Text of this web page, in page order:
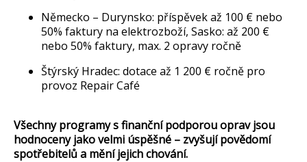
Německo – Durynsko: příspěvek až 100 € nebo
50% faktury na elektrozboží, Sasko: až 200 €
nebo 50% faktury, max. 2 opravy ročně
Štýrský Hradec: dotace až 1 200 € ročně pro
provoz Repair Café
Všechny programy s finanční podporou oprav jsou
hodnoceny jako velmi úspěšné – zvyšují povědomí
spotřebitelů a mění jejich chování.